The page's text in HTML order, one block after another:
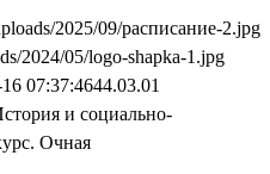
2025/09/расписание-2.jpg
2024/05/logo-shapka-1.jpg
07:37:4644.03.01
и социально-
Очная